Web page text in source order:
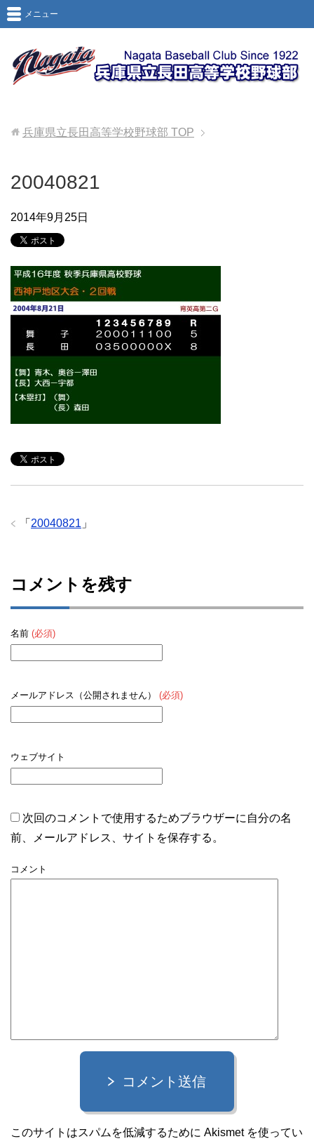
メニュー
兵庫県立長田高等学校野球部 TOP
20040821
2014年9月25日
「 20040821 」
コメントを残す
名前 (必須)
メールアドレス（公開されません） (必須)
ウェブサイト
次回のコメントで使用するためブラウザーに自分の名
前、メールアドレス、サイトを保存する。
コメント
コメント送信
このサイトはスパムを低減するために Akismet を使ってい